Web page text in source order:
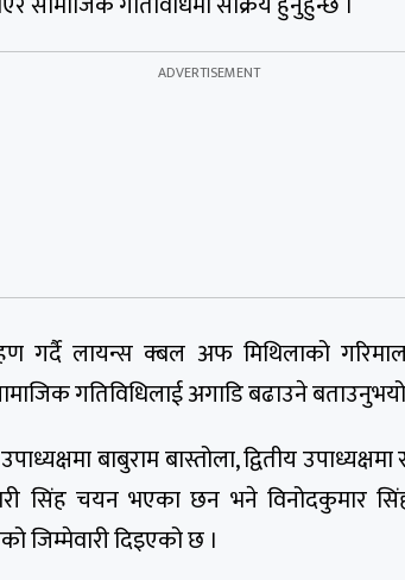
गर्दै लायन्स क्बल अफ मिथिलाको
गतिविधिलाई अगाडि बढाउने
बाबुराम बास्तोला, द्वितीय
सिंह चयन भएका छन भने विनोदकुमार
जिम्मेवारी दिइएको छ ।